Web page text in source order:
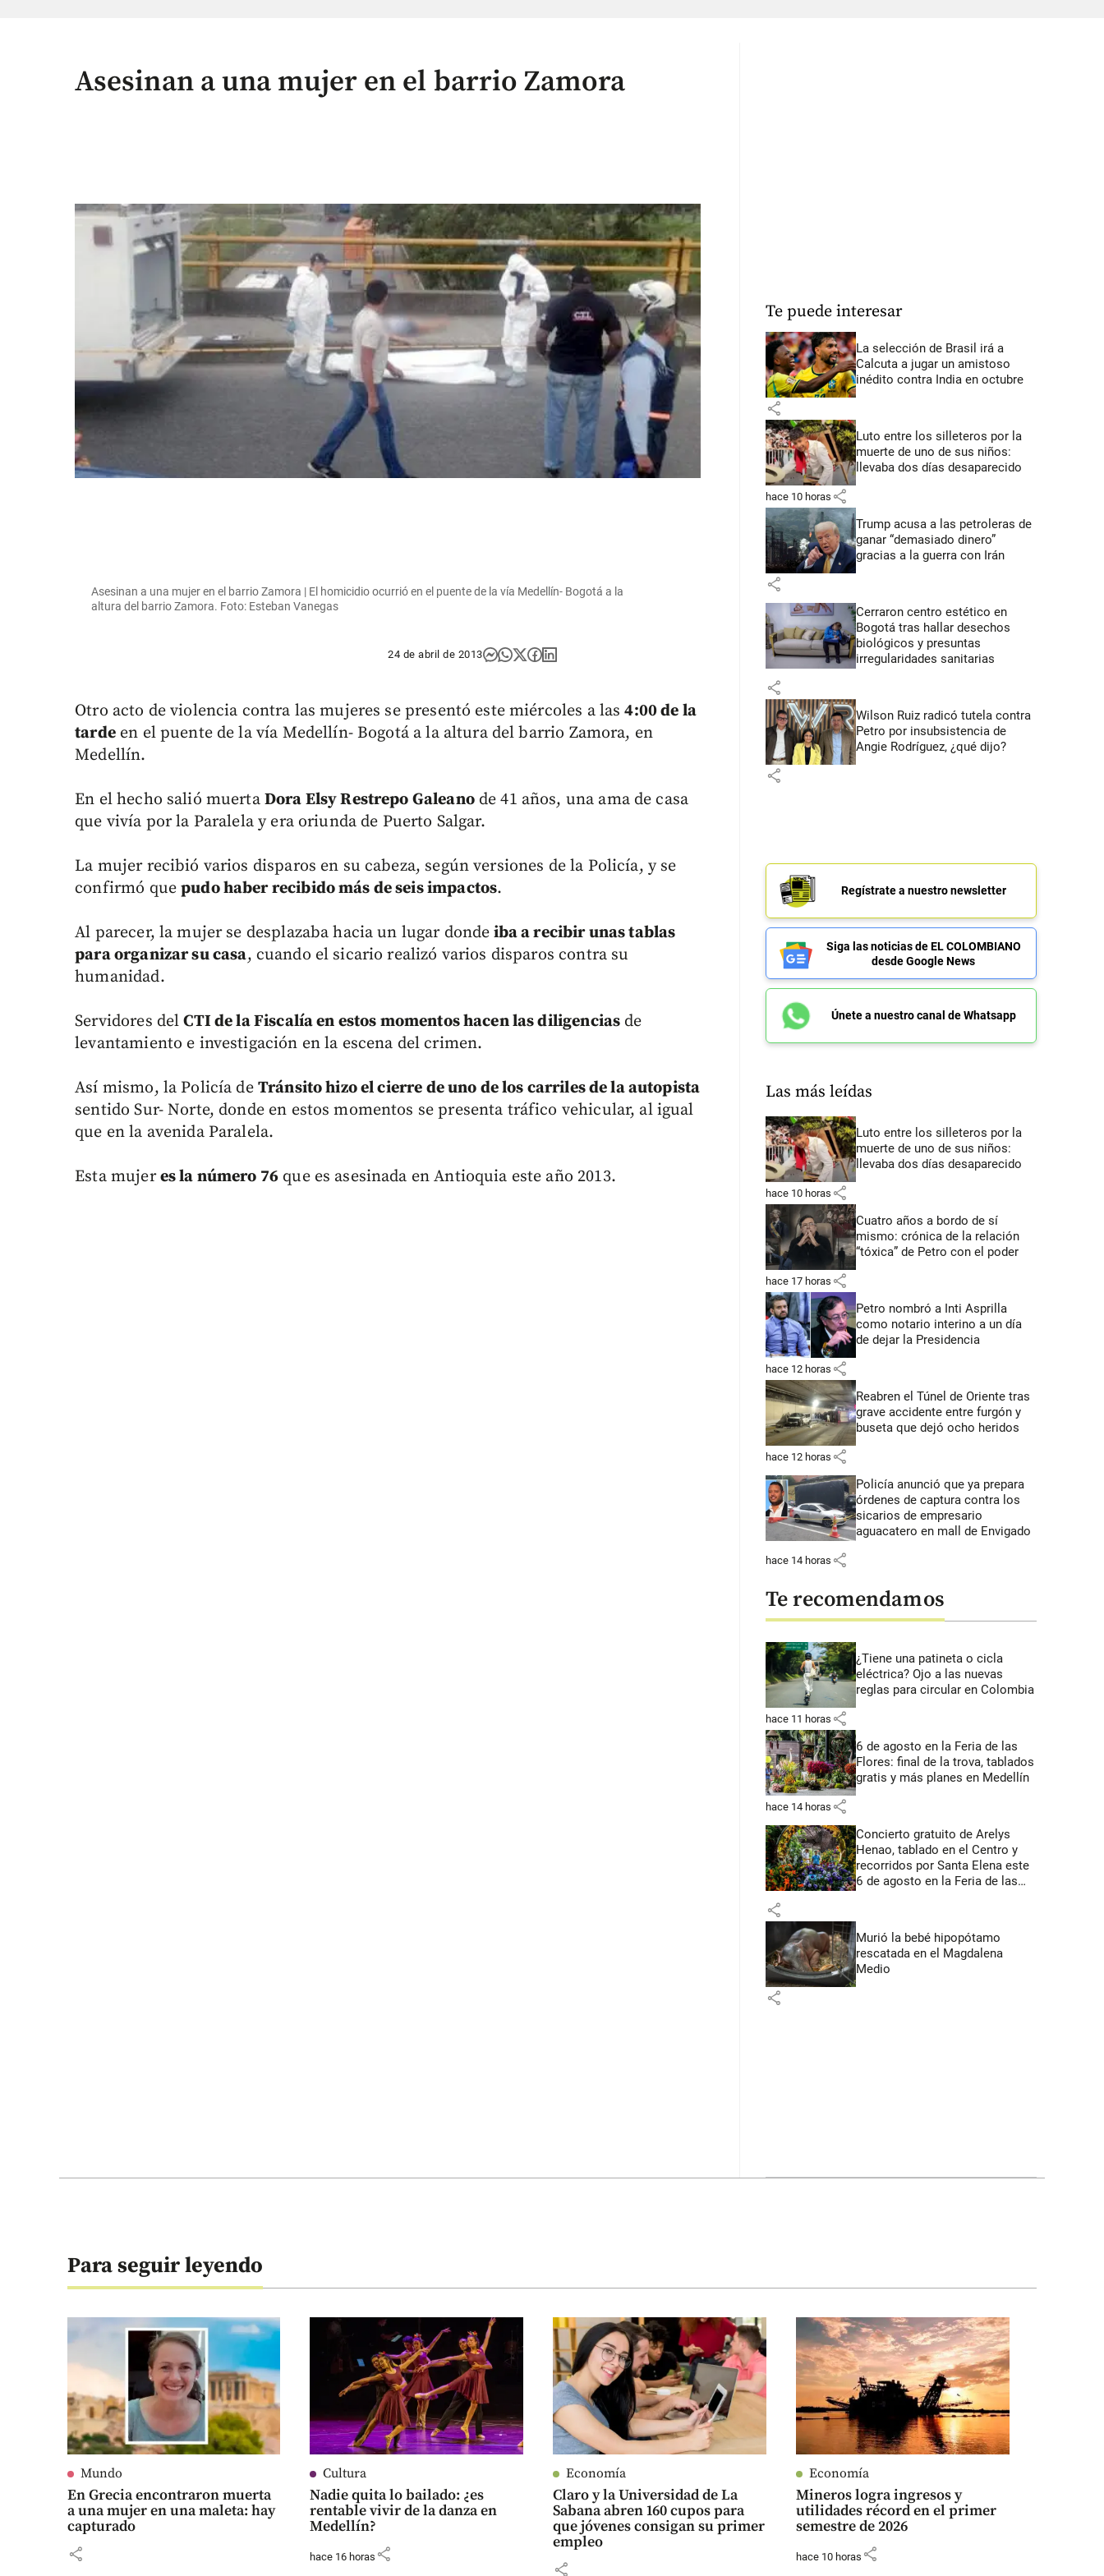
Asesinan a una mujer en el barrio Zamora
Asesinan a una mujer en el barrio Zamora | El homicidio ocurrió en el puente de la vía Medellín- Bogotá a la
altura del barrio Zamora. Foto: Esteban Vanegas
24 de abril de 2013
Otro acto de violencia contra las mujeres se presentó este miércoles a las4:00 de la
tardeen el puente de la vía Medellín- Bogotá a la altura del barrio Zamora, en
Medellín.
En el hecho salió muerta Dora Elsy Restrepo Galeanode 41 años, una ama de casa
que vivía por la Paralela y era oriunda de Puerto Salgar.
La mujer recibió varios disparos en su cabeza, según versiones de la Policía, y se
confirmó quepudo haber recibido más de seis impactos.
Al parecer, la mujer se desplazaba hacia un lugar donde iba a recibir unas tablas
para organizar su casa, cuando el sicario realizó varios disparos contra su
humanidad.
Servidores delCTI de la Fiscalía en estos momentos hacen las diligencias de
levantamiento e investigación en la escena del crimen.
Así mismo, la Policía de Tránsito hizo el cierre de uno de los carriles de la autopista
sentido Sur- Norte, donde en estos momentos se presenta tráfico vehicular, al igual
que en la avenida Paralela.
Esta mujeres la número 76 que es asesinada en Antioquia este año 2013.
Te puede interesar
La selección de Brasil irá a
Calcuta a jugar un amistoso
inédito contra India en octubre
share
Luto entre los silleteros por la
muerte de uno de sus niños:
llevaba dos días desaparecido
hace 10 horas share
Trump acusa a las petroleras de
ganar “demasiado dinero”
gracias a la guerra con Irán
share
Cerraron centro estético en
Bogotá tras hallar desechos
biológicos y presuntas
irregularidades sanitarias
share
Wilson Ruiz radicó tutela contra
Petro por insubsistencia de
Angie Rodríguez, ¿qué dijo?
share
Regístrate a nuestro newsletter
Siga las noticias de EL COLOMBIANO
desde Google News
Únete a nuestro canal de Whatsapp
Las más leídas
Luto entre los silleteros por la
muerte de uno de sus niños:
llevaba dos días desaparecido
hace 10 horas share
Cuatro años a bordo de sí
mismo: crónica de la relación
“tóxica” de Petro con el poder
hace 17 horas share
Petro nombró a Inti Asprilla
como notario interino a un día
de dejar la Presidencia
hace 12 horas share
Reabren el Túnel de Oriente tras
grave accidente entre furgón y
buseta que dejó ocho heridos
hace 12 horas share
Policía anunció que ya prepara
órdenes de captura contra los
sicarios de empresario
aguacatero en mall de Envigado
hace 14 horas share
Te recomendamos
¿Tiene una patineta o cicla
eléctrica? Ojo a las nuevas
reglas para circular en Colombia
hace 11 horas share
6 de agosto en la Feria de las
Flores: final de la trova, tablados
gratis y más planes en Medellín
hace 14 horas share
Concierto gratuito de Arelys
Henao, tablado en el Centro y
recorridos por Santa Elena este
6 de agosto en la Feria de las
share
Murió la bebé hipopótamo
rescatada en el Magdalena
Medio
share
Para seguir leyendo
Mundo
En Grecia encontraron muerta
a una mujer en una maleta: hay
capturado
share
Cultura
Nadie quita lo bailado: ¿es
rentable vivir de la danza en
Medellín?
hace 16 horas share
Economía
Claro y la Universidad de La
Sabana abren 160 cupos para
que jóvenes consigan su primer
empleo
share
Economía
Mineros logra ingresos y
utilidades récord en el primer
semestre de 2026
hace 10 horas share